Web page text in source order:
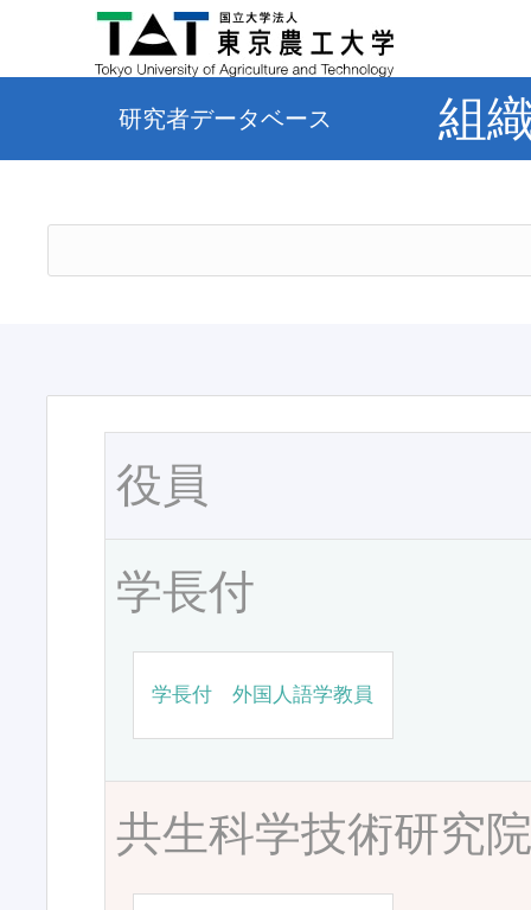
研究者データベース 組
役員
学長付
学長付 外国人語学教員
共生科学技術研究